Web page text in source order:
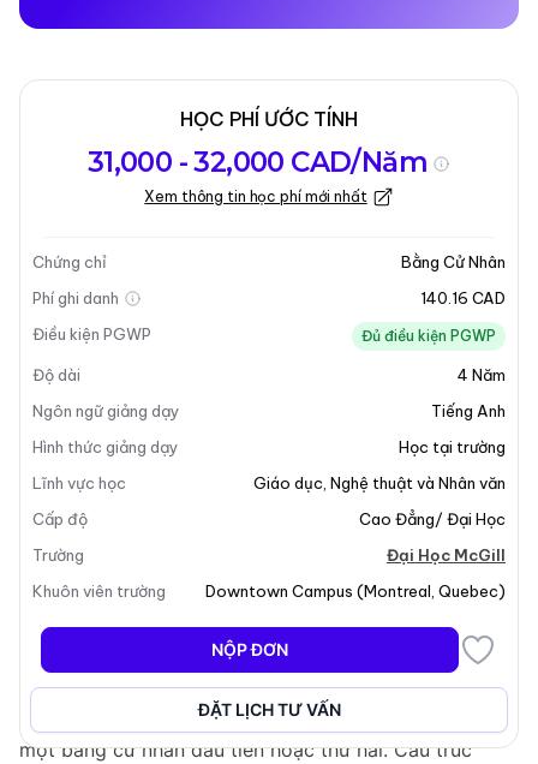
chương trình
Học
Kỳ nhập học
Cập nhật lần cuối vào 05-01-2026
Tổng quan về chương trình
Tổng Quan Chương Trình
Cử Nhân Nghiên Cứu Tôn Giáo Về Cử Nhân Thần Học
cung cấp cho sinh viên một hiểu biết toàn diện về các
lĩnh vực học thuật của thần học trong khi chuẩn bị cho
họ cho công tác mục vụ trong thế giới ngày nay.
Chương trình nhấn mạnh vào bối cảnh Canada và Bắc
Mỹ, đặc biệt tập trung vào Quebec và đa dạng tôn
giáo. Sinh viên cũng sẽ khám phá nhiều đức tin và thế
giới quan khác nhau, làm phong phú thêm hiểu biết
Cấu Trúc Chương Trình
Cử Nhân Thần Học (B.Th.) có thể được theo đuổi như
một bằng cử nhân đầu tiên hoặc thứ hai. Cấu trúc
HỌC PHÍ ƯỚC TÍNH
31,000 - 32,000 CAD/Năm
Xem thông tin học phí mới nhất
Chứng chỉ
Bằng Cử Nhân
Phí ghi danh
140.16 CAD
Điều kiện PGWP
Đủ điều kiện PGWP
Độ dài 4 Năm
Ngôn ngữ giảng dạy
Tiếng Anh
Hình thức giảng dạy
Học tại trường
Lĩnh vực học
Giáo dục Nghệ thuật và Nhân văn
Cấp độ
Cao Đẳng/ Đại Học
Trường
Đại Học McGill
Khuôn viên trường
Downtown Campus (Montreal Quebec)
NỘP ĐƠN
ĐẶT LỊCH TƯ VẤN